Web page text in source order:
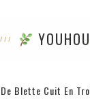
YOUHOU
Blette Cuit En